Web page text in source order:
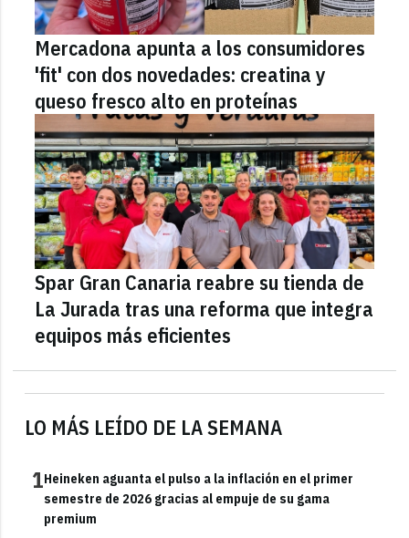
LO MÁS LEÍDO DE LA SEMANA
1Heineken aguanta el pulso a la inflación en el primer
semestre de 2026 gracias al empuje de su gama
premium
Mercadona apunta a los consumidores
'fit' con dos novedades: creatina y
queso fresco alto en proteínas
Spar Gran Canaria reabre su tienda de
La Jurada tras una reforma que integra
equipos más eficientes